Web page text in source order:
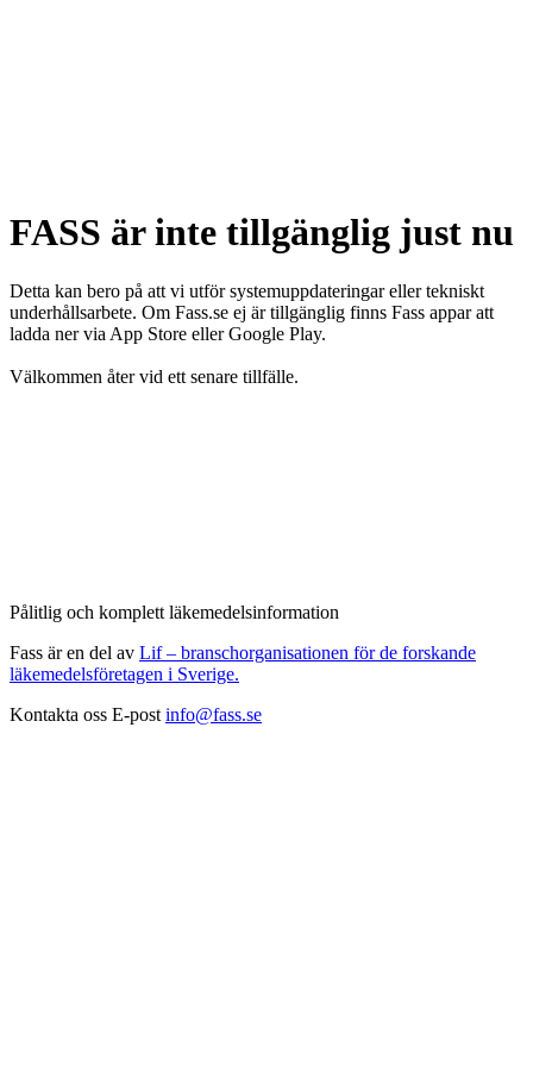
FASS är inte tillgänglig just nu
Detta kan bero på att vi utför systemuppdateringar eller tekniskt
underhållsarbete. Om Fass.se ej är tillgänglig finns Fass appar att
ladda ner via App Store eller Google Play.
Välkommen åter vid ett senare tillfälle.
Pålitlig och komplett läkemedelsinformation
Fass är en del av Lif – branschorganisationen för de forskande
läkemedelsföretagen i Sverige.
Kontakta oss E-post info@fass.se